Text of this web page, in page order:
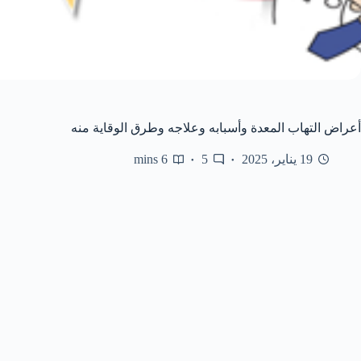
أعراض التهاب المعدة وأسبابه وعلاجه وطرق الوقاية منه
19 يناير، 2025 5
6 mins